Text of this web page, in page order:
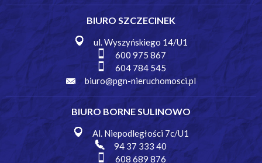
BIURO SZCZECINEK
ul. Wyszyńskiego 14/U1
600 975 867
604 784 545
biuro@pgn-nieruchomosci.pl
BIURO BORNE SULINOWO
Al. Niepodległości 7c/U1
94 37 333 40
608 689 876